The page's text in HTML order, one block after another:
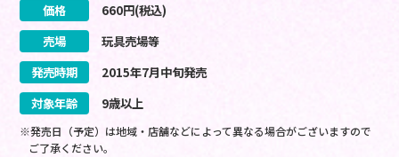
価格 660円(税込)
売場
玩具売場等
発売時期
2015年7月中旬発売
対象年齢
9歳以上
※発売日（予定）は地域・店舗などによって異なる場合がございますので
ご了承ください。